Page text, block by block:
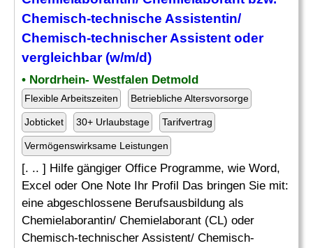
Chemisch-technische Assistentin/
Chemisch-technischer Assistent oder
vergleichbar (w/m/d)
• Nordrhein- Westfalen Detmold
Flexible Arbeitszeiten Betriebliche Altersvorsorge
Jobticket 30+ Urlaubstage Tarifvertrag
Vermögenswirksame Leistungen
[. .. ] Hilfe gängiger Office Programme, wie Word,
Excel oder One Note Ihr Profil Das bringen Sie mit:
eine abgeschlossene Berufsausbildung als
Chemielaborantin/ Chemielaborant (CL) oder
Chemisch-technischer Assistent/ Chemisch-